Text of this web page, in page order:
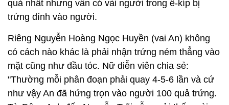
quả nhất nhưng vẫn có vài người trong ê-kíp bị
trứng dính vào người.
Riêng Nguyễn Hoàng Ngọc Huyền (vai An) không
có cách nào khác là phải nhận trứng ném thẳng vào
mặt cũng như đầu tóc. Nữ diễn viên chia sẻ:
"Thường mỗi phân đoạn phải quay 4-5-6 lần và cứ
như vậy An đã hứng trọn vào người 100 quả trứng.